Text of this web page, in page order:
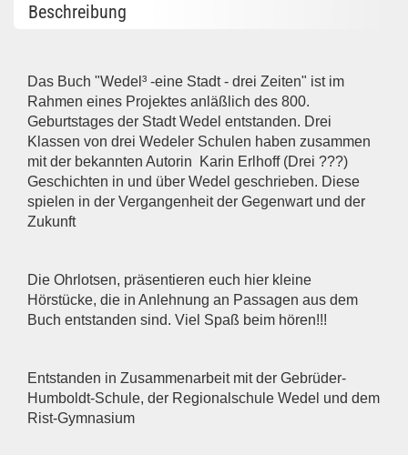
Beschreibung
Das Buch "Wedel³ -eine Stadt - drei Zeiten" ist im
Rahmen eines Projektes anläßlich des 800.
Geburtstages der Stadt Wedel entstanden. Drei
Klassen von drei Wedeler Schulen haben zusammen
mit der bekannten Autorin Karin Erlhoff (Drei ???)
Geschichten in und über Wedel geschrieben. Diese
spielen in der Vergangenheit der Gegenwart und der
Zukunft
Die Ohrlotsen, präsentieren euch hier kleine
Hörstücke, die in Anlehnung an Passagen aus dem
Buch entstanden sind. Viel Spaß beim hören!!!
Entstanden in Zusammenarbeit mit der Gebrüder-
Humboldt-Schule, der Regionalschule Wedel und dem
Rist-Gymnasium